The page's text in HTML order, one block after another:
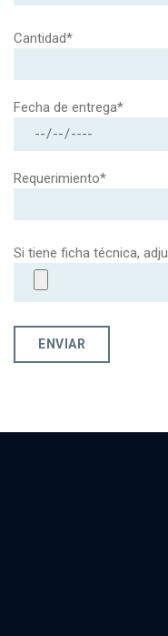
Cantidad*
Fecha de entrega*
Requerimiento*
Si tiene ficha técnica,